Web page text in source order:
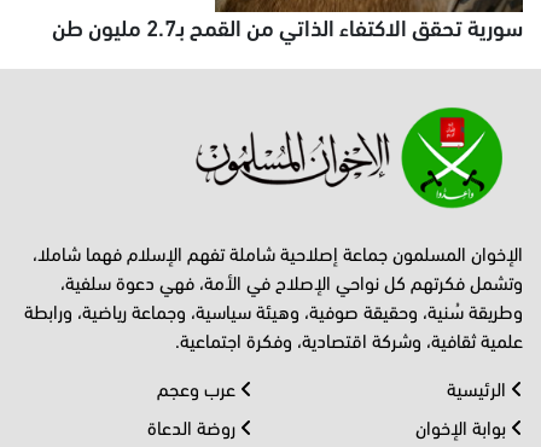
سورية تحقق الاكتفاء الذاتي من القمح بـ2.7 مليون طن
الإخوان المسلمون جماعة إصلاحية شاملة تفهم الإسلام فهما شاملا،
وتشمل فكرتهم كل نواحي الإصلاح في الأمة، فهي دعوة سلفية،
وطريقة سُنية، وحقيقة صوفية، وهيئة سياسية، وجماعة رياضية، ورابطة
علمية ثقافية، وشركة اقتصادية، وفكرة اجتماعية.
الرئيسية
بوابة الإخوان
عرب وعجم
روضة الدعاة